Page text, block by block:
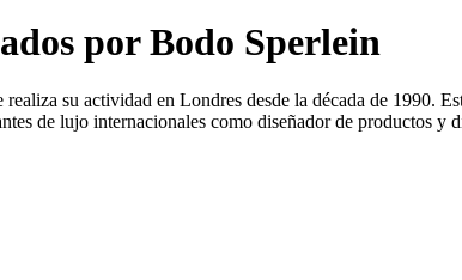
por Bodo Sperlein
su actividad en Londres desde la década de 1990.
de lujo internacionales como diseñador de productos